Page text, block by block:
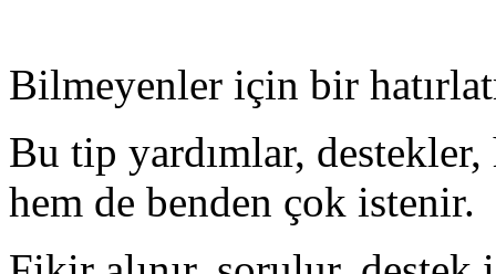
Bilmeyenler için bir
Bu tip yardımlar,
hem de benden çok istenir.